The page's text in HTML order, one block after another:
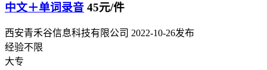
中文＋单词录音 45元/件
西安青禾谷信息科技有限公司 2022-10-26发布
经验不限
大专